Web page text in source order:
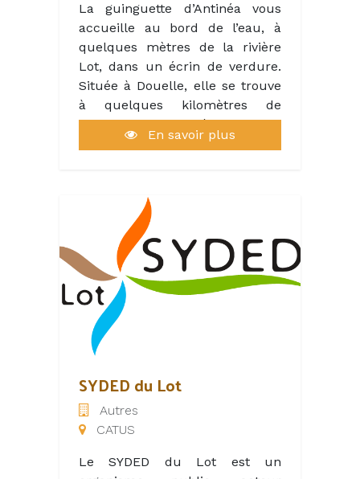
majestueuse cheminée ou sur
la ravissante terrasse.
La Bergerie, c'est aussi la
possibilité d'organiser vos
séminaires, mariages ou repas
de famille avec son service
traiteur à emporter ou sur
Que votre séjour soit familial,
touristique ou professionnel, La
Bergerie offre une belle escale
sincère au cœur du Lot.
Réserver une table
La guinguette d’Antinéa vous
accueille au bord de l’eau, à
quelques mètres de la rivière
Lot, dans un écrin de verdure.
Située à Douelle, elle se trouve
à quelques kilomètres de
Cahors. Entre rivière et voie
verte, vous trouverez sur le site
ainsi qu’une base nautique de
location, de canoë et stand up
paddle.
En savoir plus
SYDED du Lot
Autres
CATUS
Le SYDED du Lot est un